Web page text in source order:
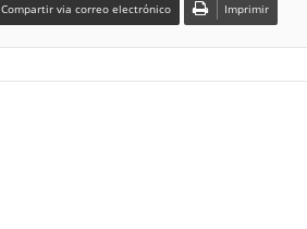
Compartir via correo electrónico Imprimir